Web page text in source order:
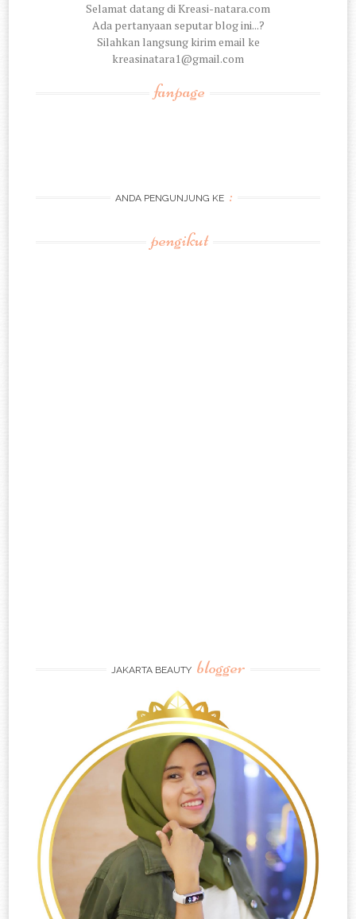
Selamat datang di Kreasi-natara.com
Ada pertanyaan seputar blog ini...?
Silahkan langsung kirim email ke
kreasinatara1@gmail.com
fanpage
ANDA PENGUNJUNG KE :
pengikut
JAKARTA BEAUTY blogger